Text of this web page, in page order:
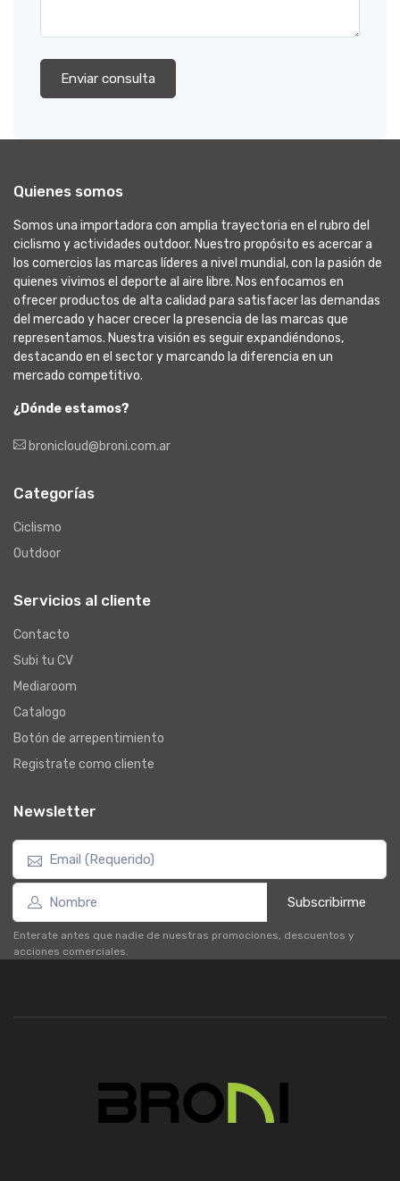
Enviar consulta
Quienes somos
Somos una importadora con amplia trayectoria en el rubro del
ciclismo y actividades outdoor. Nuestro propósito es acercar a
los comercios las marcas líderes a nivel mundial, con la pasión de
quienes vivimos el deporte al aire libre. Nos enfocamos en
ofrecer productos de alta calidad para satisfacer las demandas
del mercado y hacer crecer la presencia de las marcas que
representamos. Nuestra visión es seguir expandiéndonos,
destacando en el sector y marcando la diferencia en un
mercado competitivo.
¿Dónde estamos?
bronicloud@broni.com.ar
Categorías
Ciclismo
Outdoor
Servicios al cliente
Contacto
Subi tu CV
Mediaroom
Catalogo
Botón de arrepentimiento
Registrate como cliente
Newsletter
Subscribirme
Enterate antes que nadie de nuestras promociones, descuentos y
acciones comerciales.